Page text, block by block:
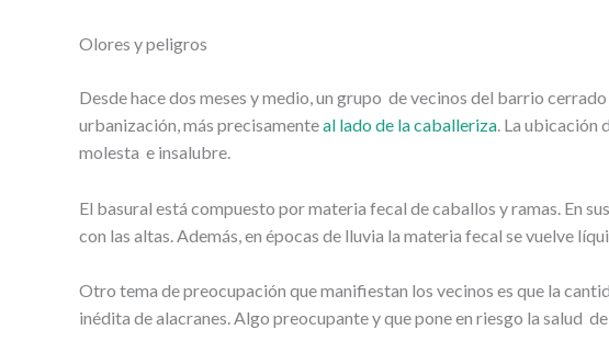
Olores y peligros
Desde hace dos meses y medio, un grupo de vecinos del barrio
urbanización, más precisamenteal lado de la caballeriza. La ubicación
molesta e insalubre.
El basural está compuesto por materia fecal de caballos y ramas. En
con las altas. Además, en épocas de lluvia la materia fecal se vuelve
Otro tema de preocupación que manifiestan los vecinos es que la
inédita de alacranes. Algo preocupante y que pone en riesgo la salud